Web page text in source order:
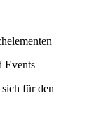
Events
für den